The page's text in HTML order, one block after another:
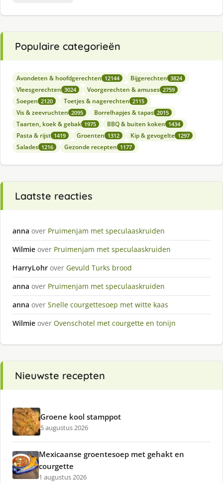
Populaire categorieën
Avondeten & hoofdgerechten 12144 Bijgerechten 3824
Vleesgerechten 3024 Voorgerechten & amuses 2759
Soepen 2120 Toetjes & nagerechten 2115
Vis & zeevruchten 2095 Borrelhapjes & tapas 2015
Taarten, koek & gebak 1975 BBQ & buiten koken 1434
Pasta & rijst 1419 Groenten 1312 Kip & gevogelte 1297
Salades 1216 Gezonde recepten 1177
Laatste reacties
anna over Pruimenjam met speculaaskruiden
Wilmie over Pruimenjam met speculaaskruiden
HarryLohr over Gevuld Turks brood
anna over Pruimenjam met speculaaskruiden
anna over Snelle courgettesoep met witte kaas
Wilmie over Ovenschotel met courgette en tonijn
Nieuwste recepten
Groene kool stamppot
5 augustus 2026
Mexicaanse groentesoep met gehakt en
courgette
1 augustus 2026